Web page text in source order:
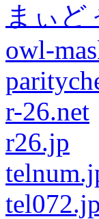
まぃど
owl-
r-26.net
r26.jp
tel072.jp